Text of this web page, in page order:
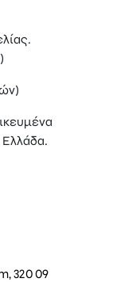
Ελλάδα.
320 09